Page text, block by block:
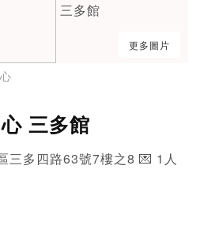
更多圖片
三多館
多四路63號7樓之8 💌 1人